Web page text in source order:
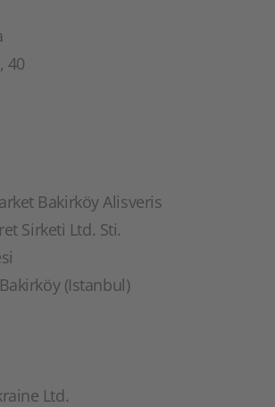
40
Bakirköy Alisveris
Sirketi Ltd. Sti.
(Istanbul)
Ltd.